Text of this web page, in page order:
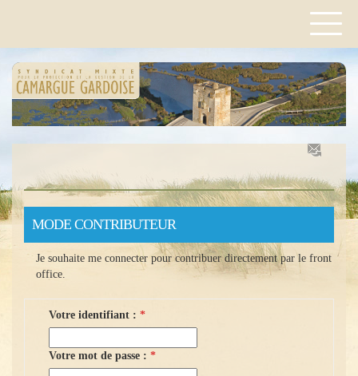
MODE CONTRIBUTEUR
Je souhaite me connecter pour contribuer directement par le front
office.
Votre identifiant :
Votre mot de passe :